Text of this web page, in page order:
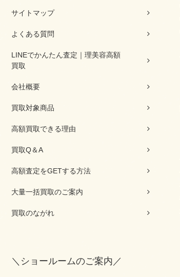
サイトマップ
よくある質問
LINEでかんたん査定｜理美容高額
買取
会社概要
買取対象商品
高額買取できる理由
買取Q＆A
高額査定をGETする方法
大量一括買取のご案内
買取のながれ
＼ショールームのご案内／